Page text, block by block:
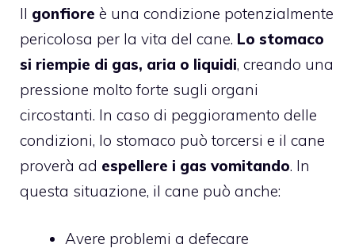
Il gonfiore è una condizione potenzialmente
pericolosa per la vita del cane. Lo stomaco
si riempie di gas, aria o liquidi, creando una
pressione molto forte sugli organi
circostanti. In caso di peggioramento delle
condizioni, lo stomaco può torcersi e il cane
proverà ad espellere i gas vomitando. In
questa situazione, il cane può anche:
Avere problemi a defecare